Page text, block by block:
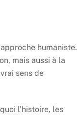
humaniste.
mais aussi à la
sens de
l’histoire, les